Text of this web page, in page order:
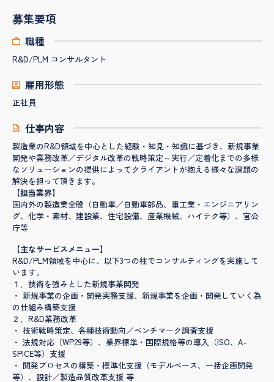
募集要項
職種
R&D/PLM コンサルタント
雇用形態
正社員
仕事内容
製造業のR&D領域を中心とした経験・知見・知識に基づき、新規事業
開発や業務改革／デジタル改革の戦略策定～実行／定着化までの多様
なソリューションの提供によってクライアントが抱える様々な課題の
解決を担って頂きます。
【担当業界】
国内外の製造業全般（自動車／自動車部品、重工業・エンジニアリン
グ、化学・素材、建設業、住宅設備、産業機械、ハイテク等）、官公
庁等
【主なサービスメニュー】
R&D/PLM領域を中心に、以下3つの柱でコンサルティングを実施して
います。
１．技術を強みとした新規事業開発
・ 新規事業の企画・開発実務支援、新規事業を企画・開発していく為
の仕組み構築支援
２．R&D業務改革
・ 技術戦略策定、各種技術動向／ベンチマーク調査支援
・ 法規対応（WP29等）、業界標準・国際規格等の導入（ISO、A-
SPICE等）支援
・ 開発プロセスの構築・標準化支援（モデルベース、一括企画開発
等）、設計／製造品質改革支援 等